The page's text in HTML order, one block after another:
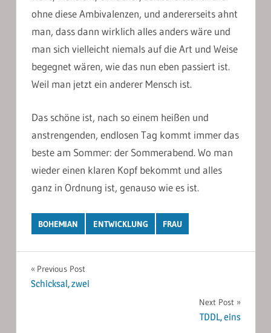
ohne diese Ambivalenzen, und andererseits ahnt
man, dass dann wirklich alles anders wäre und
man sich vielleicht niemals auf die Art und Weise
begegnet wären, wie das nun eben passiert ist.
Weil man jetzt ein anderer Mensch ist.
Das schöne ist, nach so einem heißen und
anstrengenden, endlosen Tag kommt immer das
beste am Sommer: der Sommerabend. Wo man
wieder einen klaren Kopf bekommt und alles
ganz in Ordnung ist, genauso wie es ist.
BOHEMIAN ENTWICKLUNG FRAU
Post
navigation
Previous Post
Schicksal, zwei
Next Post
TDDL, eins